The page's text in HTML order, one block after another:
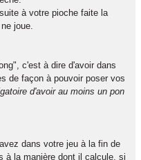
à votre pioche faite la
joue.
c'est à dire d'avoir dans
de façon à pouvoir poser vos
d'avoir au moins un pon
dans votre jeu à la fin de
à la manière dont il calcule, si